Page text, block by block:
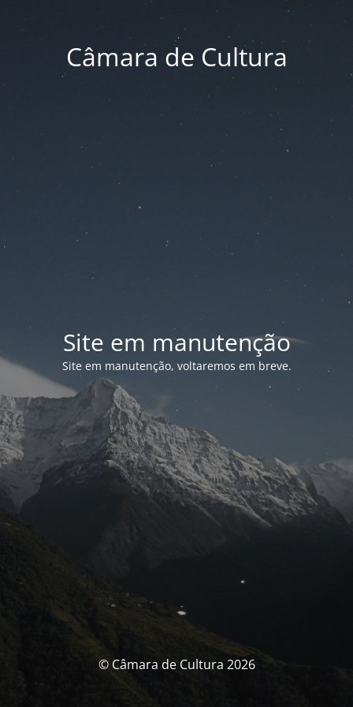
Câmara de Cultura
Site em manutenção
Site em manutenção, voltaremos em breve.
© Câmara de Cultura 2026